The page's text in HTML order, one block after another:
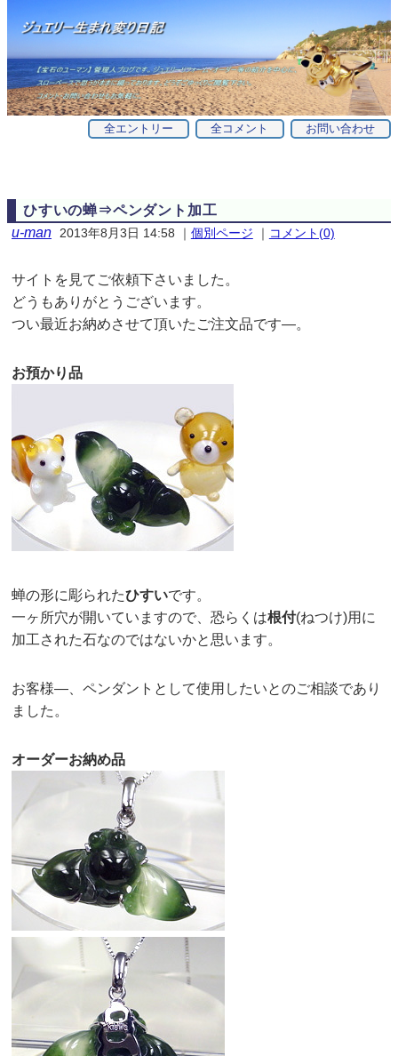
お問い合わせ
全コメント
全エントリー
ひすいの蝉⇒ペンダント加工
u-man 2013年8月3日 14:58 ｜ 個別ページ ｜ コメント(0)
サイトを見てご依頼下さいました。
どうもありがとうございます。
つい最近お納めさせて頂いたご注文品です—。
お預かり品
蝉の形に彫られたひすいです。
一ヶ所穴が開いていますので、恐らくは根付(ねつけ)用に
加工された石なのではないかと思います。
お客様—、ペンダントとして使用したいとのご相談であり
ました。
オーダーお納め品